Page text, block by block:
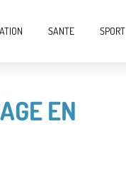
SANTE SPORT
EN